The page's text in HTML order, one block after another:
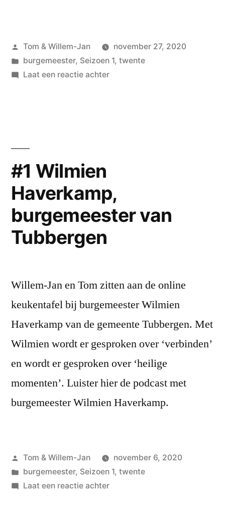
Geplaatst
door
Tom & Willem-Jan
november 27, 2020
Geplaatst
in
burgemeester, Seizoen 1, twente
Laat een reactie achterop
#1 Wilmien
Haverkamp,
burgemeester van
Tubbergen
Willem-Jan en Tom zitten aan de online
keukentafel bij burgemeester Wilmien
Haverkamp van de gemeente Tubbergen. Met
Wilmien wordt er gesproken over ‘verbinden’
en wordt er gesproken over ‘heilige
momenten’. Luister hier de podcast met
burgemeester Wilmien Haverkamp.
Geplaatst
door
Tom & Willem-Jan
november 6, 2020
Geplaatst
in
burgemeester, Seizoen 1, twente
Laat een reactie achterop